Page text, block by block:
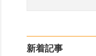
新着記事